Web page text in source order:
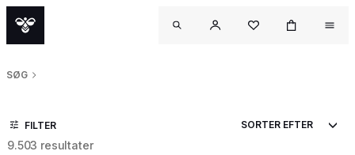
SØG
FILTER
9.503 resultater